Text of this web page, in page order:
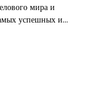
мира и
успешных и…